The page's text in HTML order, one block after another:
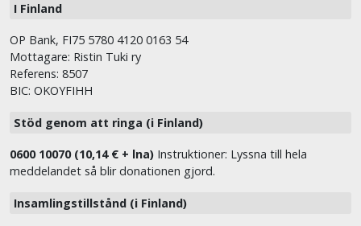
I Finland
OP Bank, FI75 5780 4120 0163 54
Mottagare: Ristin Tuki ry
Referens: 8507
BIC: OKOYFIHH
Stöd genom att ringa (i Finland)
0600 10070 (10,14 € + lna) Instruktioner: Lyssna till hela
meddelandet så blir donationen gjord.
Insamlingstillstånd (i Finland)